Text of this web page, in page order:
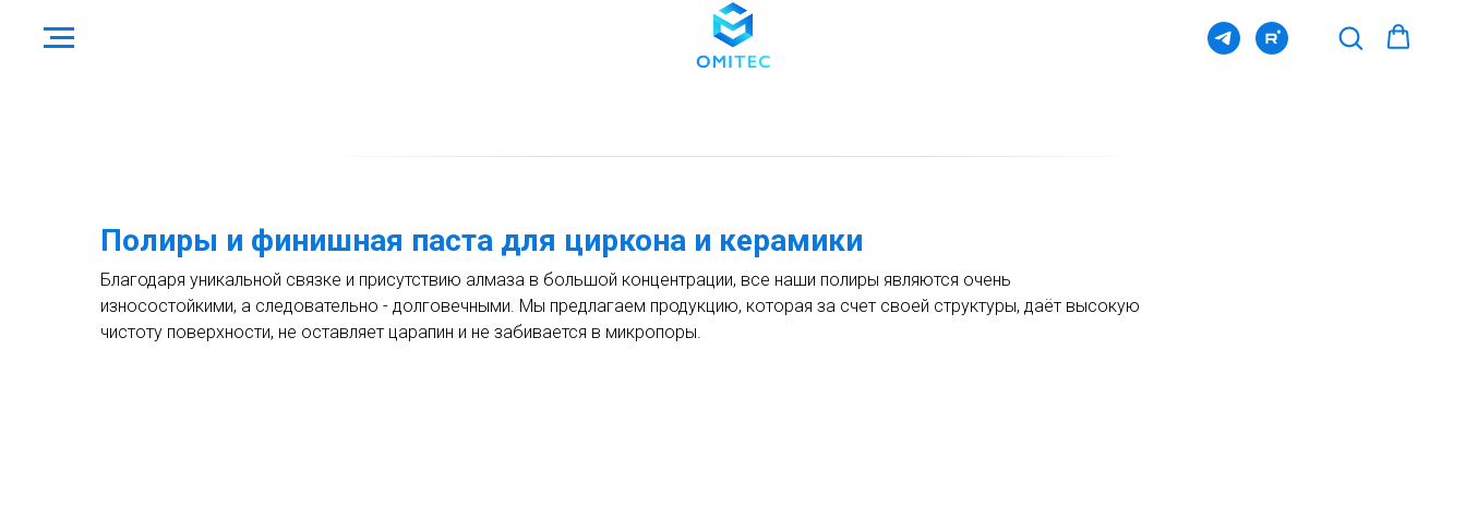
Полиры и финишная паста для циркона и керамики
Благодаря уникальной связке и присутствию алмаза в большой концентрации, все наши полиры являются очень
износостойкими, а следовательно - долговечными. Мы предлагаем продукцию, которая за счет своей структуры, даёт высокую
чистоту поверхности, не оставляет царапин и не забивается в микропоры.